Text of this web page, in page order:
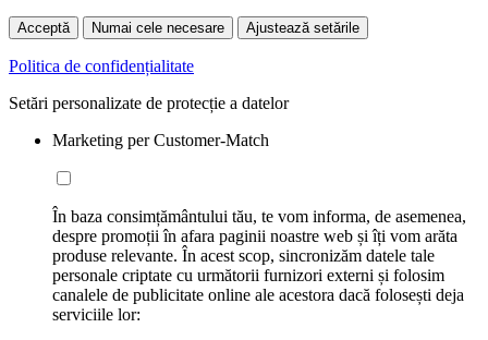
Acceptă Numai cele necesare Ajustează setările
Politica de confidențialitate
Setări personalizate de protecție a datelor
Marketing per Customer-Match
În baza consimțământului tău, te vom informa, de asemenea,
despre promoții în afara paginii noastre web și îți vom arăta
produse relevante. În acest scop, sincronizăm datele tale
personale criptate cu următorii furnizori externi și folosim
canalele de publicitate online ale acestora dacă folosești deja
serviciile lor: